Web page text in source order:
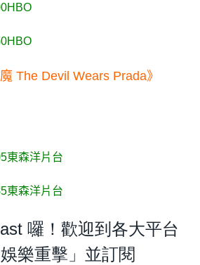
HBO
HBO
The Devil Wears Prada》
東森洋片台
東森洋片台
囉！歡迎到各大平台
樂重擊」並訂閱